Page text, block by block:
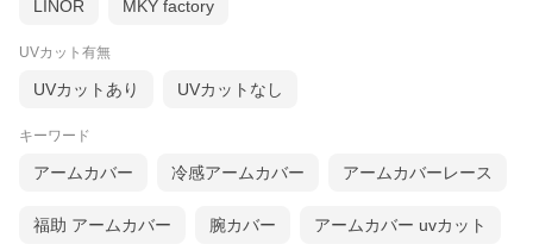
LINOR MKY factory
UVカット有無
UVカットあり UVカットなし
キーワード
アームカバー 冷感アームカバー アームカバーレース
福助 アームカバー 腕カバー アームカバー uvカット